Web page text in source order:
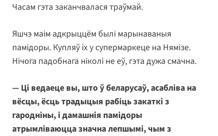
Часам гэта заканчвалася траўмай.
Яшчэ маім адкрыццём былі марынаваныя
памідоры. Купляў іх у супермаркеце на Нямізе.
Нічога падобнага ніколі не еў, гэта дужа смачна.
— Ці ведаеце вы, што ў беларусаў, асабліва на
вёсцы, ёсць традыцыя рабіць закаткі з
гародніны, і дамашнія памідоры
атрымліваюцца значна лепшымі, чым з